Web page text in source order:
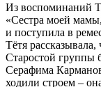
Из воспоминаний
«Сестра моей
и поступила в
Тётя
Старостой группы
Серафима
ходили строем –